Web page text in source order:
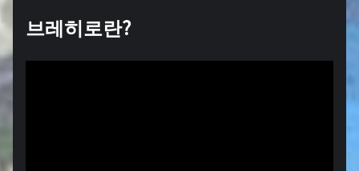
브레히로란?